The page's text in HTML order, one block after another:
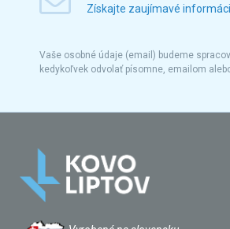
Získajte zaujímavé
Vaše osobné údaje (email) budeme
kedykoľvek odvolať písomne, emailom